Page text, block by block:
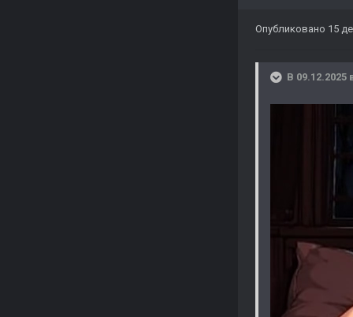
Опубликовано 15
В 09.12.2025